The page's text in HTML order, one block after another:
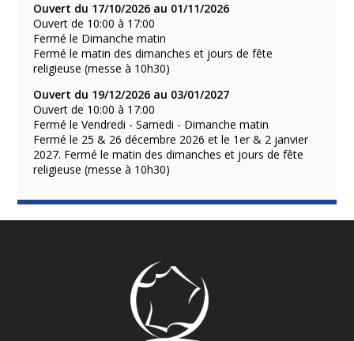
Ouvert du 17/10/2026 au 01/11/2026
Ouvert de 10:00 à 17:00
Fermé le Dimanche matin
Fermé le matin des dimanches et jours de fête
religieuse (messe à 10h30)
Ouvert du 19/12/2026 au 03/01/2027
Ouvert de 10:00 à 17:00
Fermé le Vendredi - Samedi - Dimanche matin
Fermé le 25 & 26 décembre 2026 et le 1er & 2 janvier
2027. Fermé le matin des dimanches et jours de fête
religieuse (messe à 10h30)